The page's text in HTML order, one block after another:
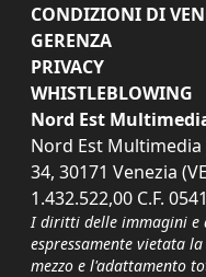
CONDIZIONI DI
GERENZA
PRIVACY
WHISTLEBLOWING
Nord Est
Nord Est Multimedia
34, 30171 Venezia
1.432.522,00 C.F.
I diritti delle immagini e
espressamente vietata
mezzo e l'adattamento